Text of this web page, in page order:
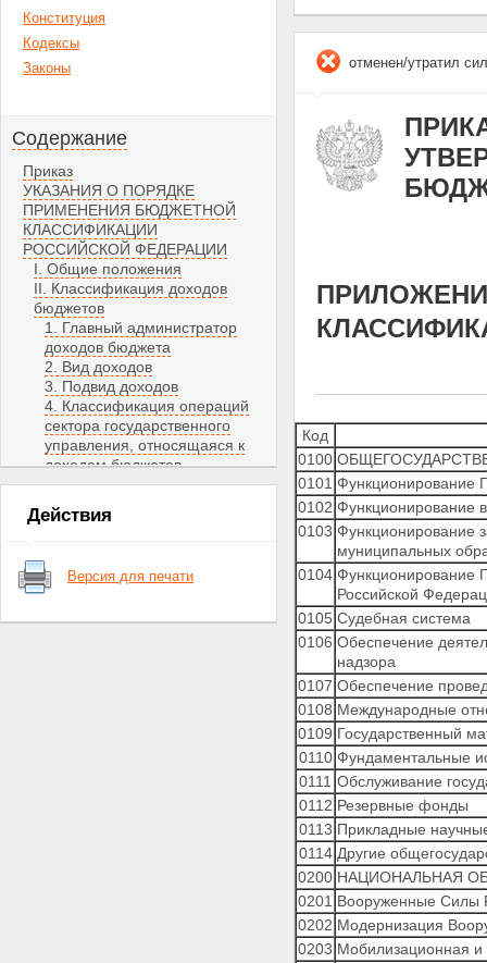
Конституция
Кодексы
Законы
Содержание
Приказ
УКАЗАНИЯ О ПОРЯДКЕ
ПРИМЕНЕНИЯ БЮДЖЕТНОЙ
КЛАССИФИКАЦИИ
РОССИЙСКОЙ ФЕДЕРАЦИИ
I. Общие положения
II. Классификация доходов
бюджетов
1. Главный администратор
доходов бюджета
2. Вид доходов
3. Подвид доходов
4. Классификация операций
сектора государственного
управления, относящаяся к
доходам бюджетов
III. Классификация расходов
бюджетов
1. Главные распорядители
целевые статьи и виды
2.1. Разделы, подразделы
Действия
Версия для печати
отменен/утратил
Код
0100
0101 Функционирование
0102 Функционирование
0103 Функционирование
муниципальных
0104 Функционирование
Российской
0105 Судебная система
0106 Обеспечение
надзора
0107 Обеспечение
0108 Международные
0109 Государственный
0110 Фундаментальные
0111 Обслуживание
0112 Резервные фонды
0113 Прикладные
0114 Другие
0200 НАЦИОНАЛЬНАЯ
0201 Вооруженные Силы
0202 Модернизация
0203 Мобилизационная и